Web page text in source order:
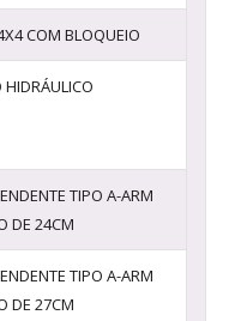
COM BLOQUEIO
HIDRÁULICO
TIPO A-ARM
DE 24CM
TIPO A-ARM
DE 27CM